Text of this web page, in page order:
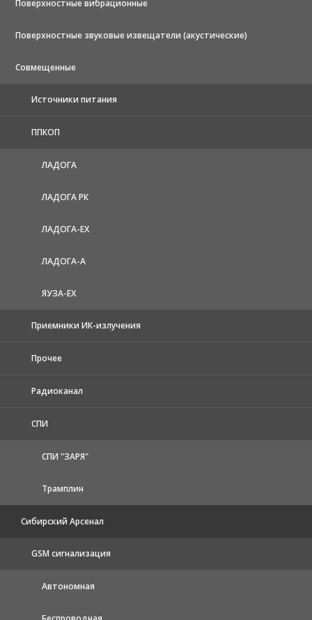
Поверхностные вибрационные
Поверхностные звуковые извещатели (акустические)
Совмещенные
Источники питания
ППКОП
ЛАДОГА
ЛАДОГА РК
ЛАДОГА-EX
ЛАДОГА-А
ЯУЗА-ЕХ
Приемники ИК-излучения
Прочее
Радиоканал
СПИ
СПИ "ЗАРЯ"
Трамплин
Сибирский Арсенал
GSM сигнализация
Автономная